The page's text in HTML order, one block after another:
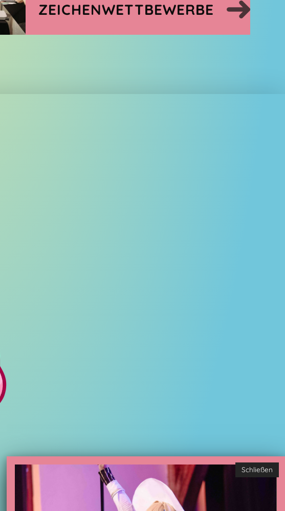
ZEICHENWETTBEWERBE
Schließen